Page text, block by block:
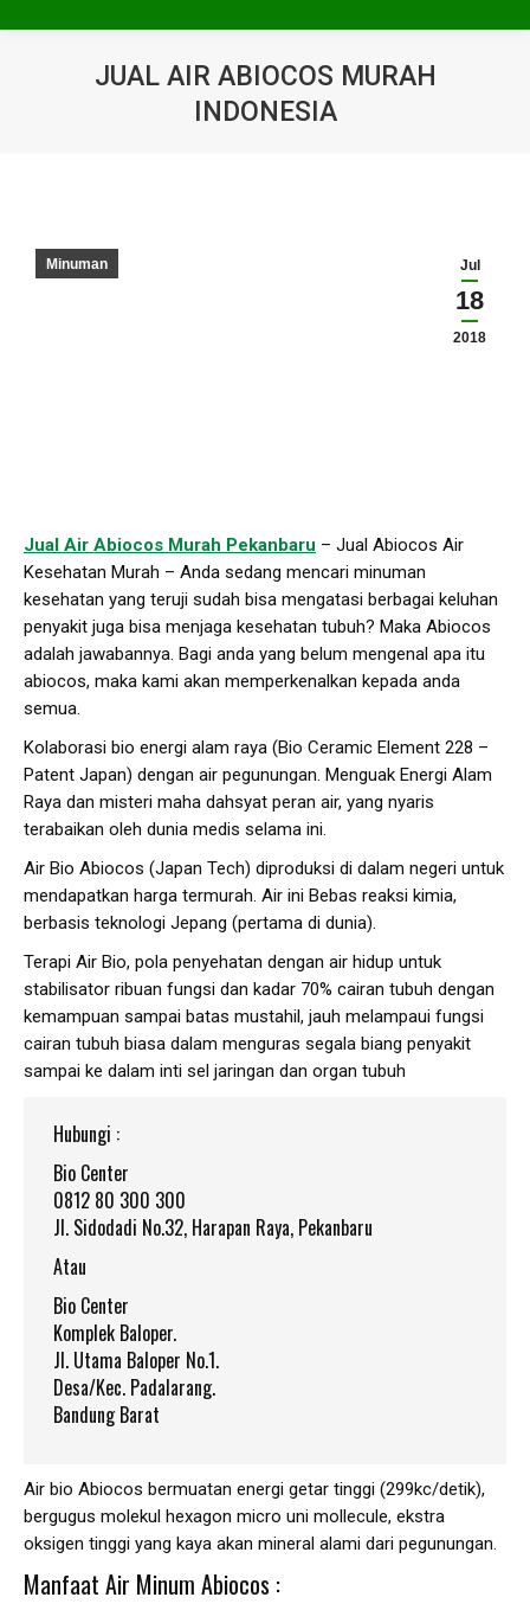
JUAL AIR ABIOCOS MURAH
INDONESIA
Jul
18
2018
Minuman
Jual Air Abiocos Murah Pekanbaru – Jual Abiocos Air
Kesehatan Murah – Anda sedang mencari minuman
kesehatan yang teruji sudah bisa mengatasi berbagai keluhan
penyakit juga bisa menjaga kesehatan tubuh? Maka Abiocos
adalah jawabannya. Bagi anda yang belum mengenal apa itu
abiocos, maka kami akan memperkenalkan kepada anda
semua.
Kolaborasi bio energi alam raya (Bio Ceramic Element 228 –
Patent Japan) dengan air pegunungan. Menguak Energi Alam
Raya dan misteri maha dahsyat peran air, yang nyaris
terabaikan oleh dunia medis selama ini.
Air Bio Abiocos (Japan Tech) diproduksi di dalam negeri untuk
mendapatkan harga termurah. Air ini Bebas reaksi kimia,
berbasis teknologi Jepang (pertama di dunia).
Terapi Air Bio, pola penyehatan dengan air hidup untuk
stabilisator ribuan fungsi dan kadar 70% cairan tubuh dengan
kemampuan sampai batas mustahil, jauh melampaui fungsi
cairan tubuh biasa dalam menguras segala biang penyakit
sampai ke dalam inti sel jaringan dan organ tubuh
Hubungi :
Bio Center
0812 80 300 300
Jl. Sidodadi No.32, Harapan Raya, Pekanbaru
Atau
Bio Center
Komplek Baloper.
Jl. Utama Baloper No.1.
Desa/Kec. Padalarang.
Bandung Barat
Air bio Abiocos bermuatan energi getar tinggi (299kc/detik),
bergugus molekul hexagon micro uni mollecule, ekstra
oksigen tinggi yang kaya akan mineral alami dari pegunungan.
Manfaat Air Minum Abiocos :